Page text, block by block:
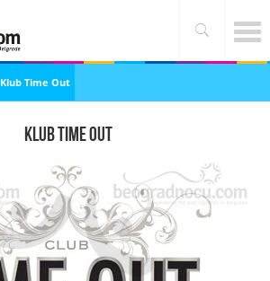
Klub Time Out
Klub Time Out